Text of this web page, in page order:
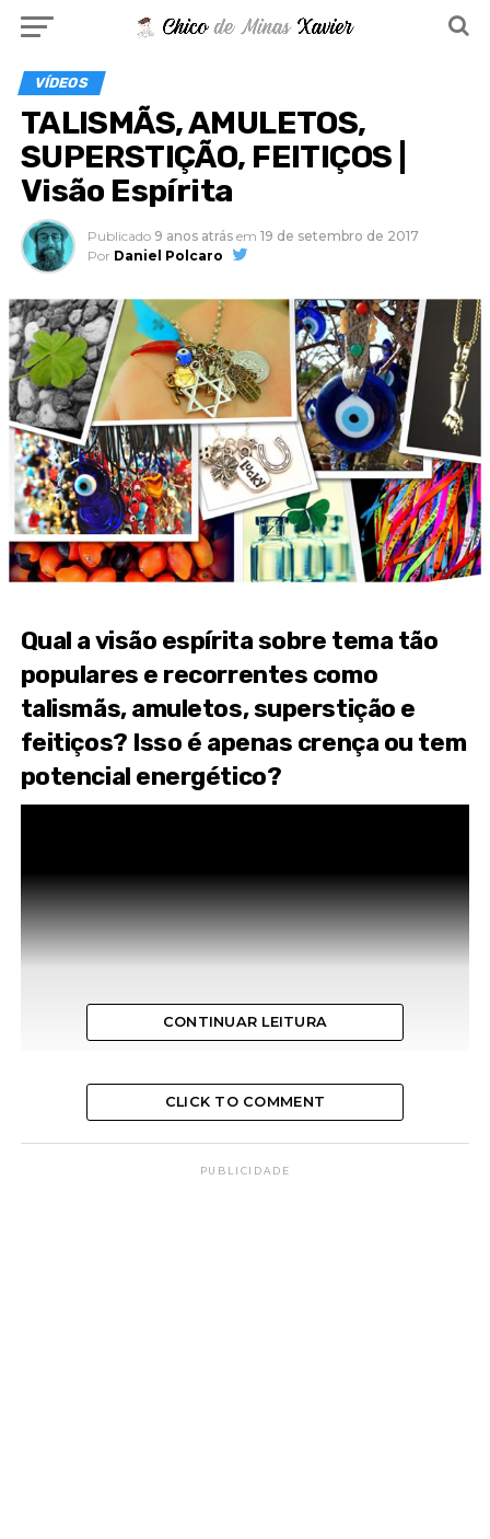
VÍDEOS
TALISMÃS, AMULETOS,
SUPERSTIÇÃO, FEITIÇOS |
Visão Espírita
Publicado 9 anos atrás em 19 de setembro de 2017
Por Daniel Polcaro
Qual a visão espírita sobre tema tão
populares e recorrentes como
talismãs, amuletos, superstição e
feitiços? Isso é apenas crença ou tem
potencial energético?
CONTINUAR LEITURA
CLICK TO COMMENT
PUBLICIDADE